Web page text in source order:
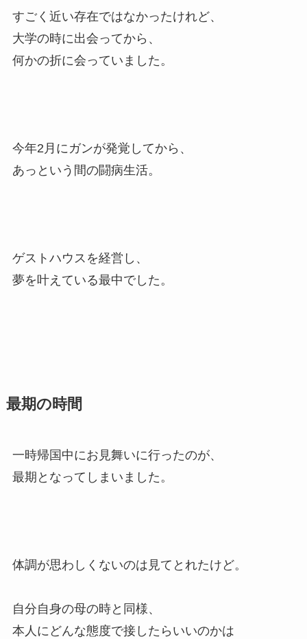
すごく近い存在ではなかったけれど、
大学の時に出会ってから、
何かの折に会っていました。
今年2月にガンが発覚してから、
あっという間の闘病生活。
ゲストハウスを経営し、
夢を叶えている最中でした。
最期の時間
一時帰国中にお見舞いに行ったのが、
最期となってしまいました。
体調が思わしくないのは見てとれたけど。
自分自身の母の時と同様、
本人にどんな態度で接したらいいのかは